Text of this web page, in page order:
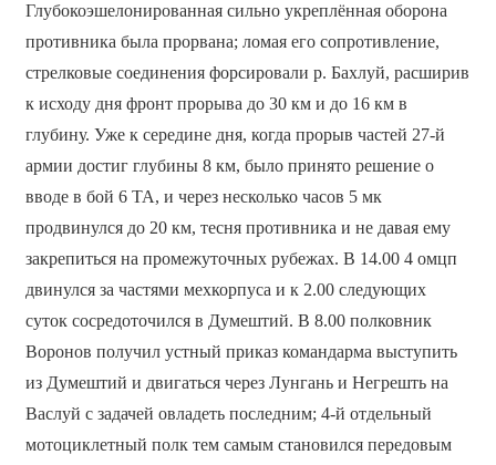
Глубокоэшелонированная сильно укреплённая оборона
противника была прорвана; ломая его сопротивление,
стрелковые соединения форсировали р. Бахлуй, расширив
к исходу дня фронт прорыва до 30 км и до 16 км в
глубину. Уже к середине дня, когда прорыв частей 27-й
армии достиг глубины 8 км, было принято решение о
вводе в бой 6 ТА, и через несколько часов 5 мк
продвинулся до 20 км, тесня противника и не давая ему
закрепиться на промежуточных рубежах. В 14.00 4 омцп
двинулся за частями мехкорпуса и к 2.00 следующих
суток сосредоточился в Думештий. В 8.00 полковник
Воронов получил устный приказ командарма выступить
из Думештий и двигаться через Лунгань и Негрешть на
Васлуй с задачей овладеть последним; 4-й отдельный
мотоциклетный полк тем самым становился передовым